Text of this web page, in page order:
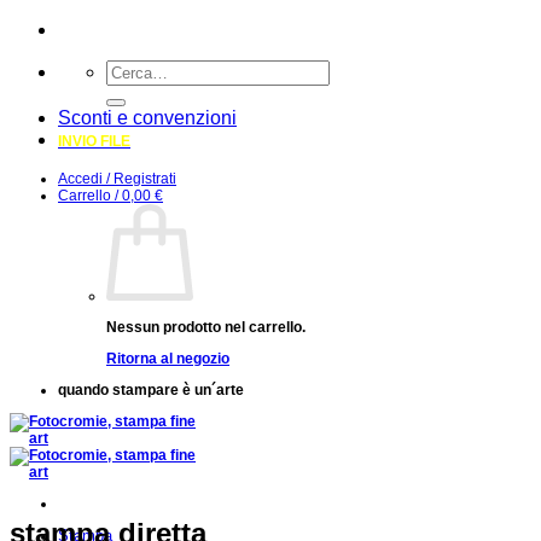
Salta
contenuti
Cerca:
Sconti e convenzioni
INVIO FILE
Accedi / Registrati
Carrello /0,00 €
Nessun prodotto nel carrello.
Ritorna al negozio
quando stampare è un´arte
Stampa
stampa diretta